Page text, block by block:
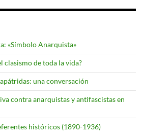
«Símbolo Anarquista»
clasismo de toda la vida?
una conversación
contra anarquistas y antifascistas en
históricos (1890-1936)